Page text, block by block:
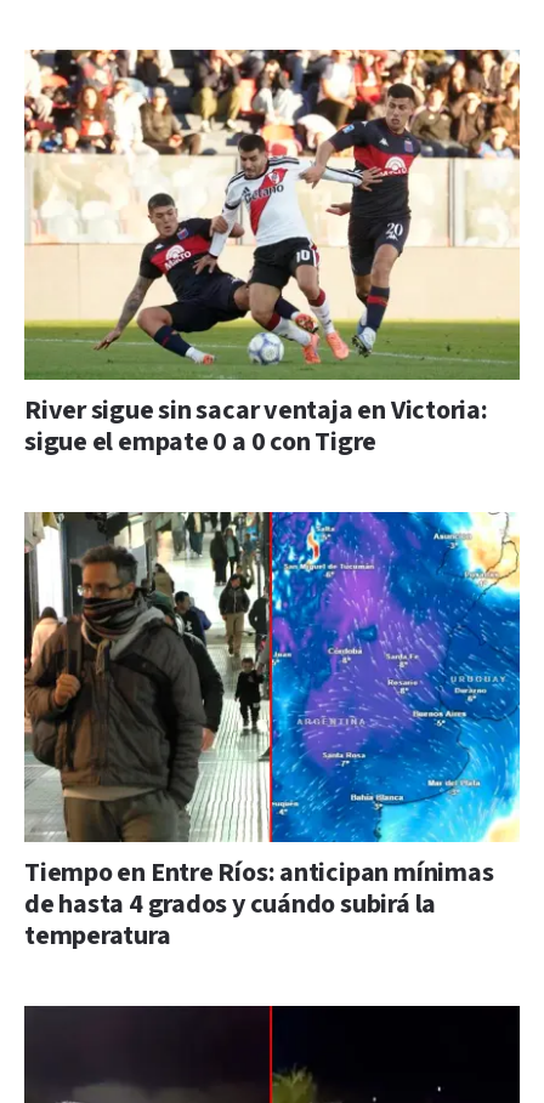
River sigue sin sacar ventaja en Victoria:
sigue el empate 0 a 0 con Tigre
Tiempo en Entre Ríos: anticipan mínimas
de hasta 4 grados y cuándo subirá la
temperatura